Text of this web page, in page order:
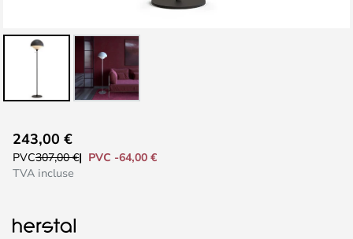
to
the
the
243,00 €
PVC307,00 €
PVC -64,00 €
TVA incluse